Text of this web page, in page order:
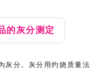
的灰分测定
灰分。灰分用灼烧质量法